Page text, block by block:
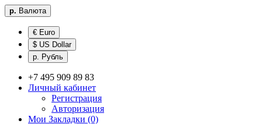
р. Валюта
€ Euro
$ US Dollar
р. Рубль
+7 495 909 89 83
Личный кабинет
Регистрация
Авторизация
Мои Закладки (0)